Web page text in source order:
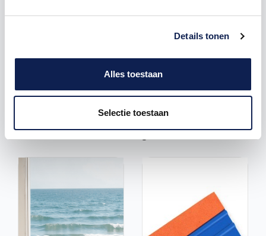
Details tonen
Alles toestaan
Selectie toestaan
onzeautostickerseen zeer lange levensduur en
info@stickermaster.nl
Je bent misschien ook geïnteresseerd in